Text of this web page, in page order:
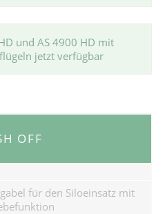
und AS 4900 HD mit
jetzt verfügbar
OFF
für den Siloeinsatz mit